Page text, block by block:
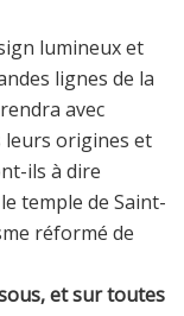
lumineux et
lignes de la
avec
leurs origines et
ils à dire
temple de Saint-
réformé de
et sur toutes